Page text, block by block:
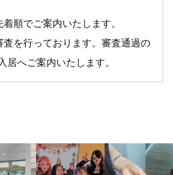
順でご案内いたします。
を行っております。審査通過の
居へご案内いたします。